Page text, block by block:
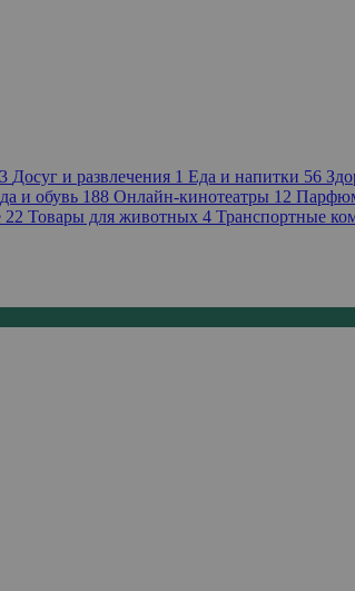
Досуг и развлечения 1 Еда и напитки 56
и обувь 188 Онлайн-кинотеатры 12
22 Товары для животных 4 Транспортные